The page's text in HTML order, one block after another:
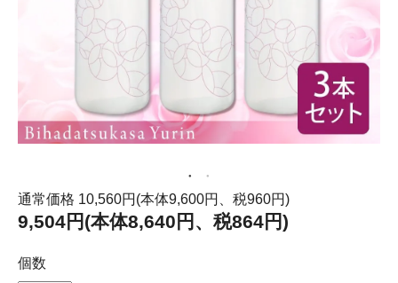
通常価格 10,560円(本体9,600円、税960円)
9,504円(本体8,640円、税864円)
個数